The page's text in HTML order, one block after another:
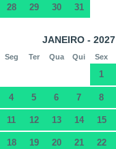
28 29 30 31
JANEIRO - 2027
Seg Ter Qua Qui Sex
1
4 5 6 7 8
11 12 13 14 15
18 19 20 21 22